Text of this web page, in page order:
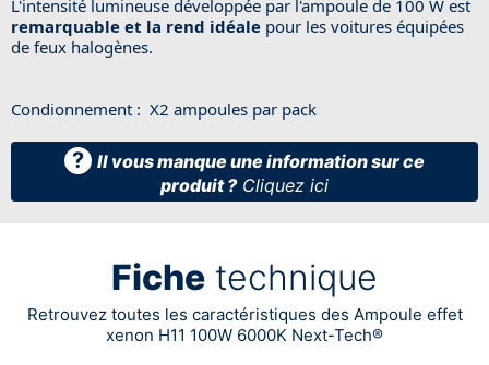
L'intensité lumineuse développée par l'ampoule de 100 W est
remarquable et la rend idéale pour les voitures équipées
de feux halogènes.
Condionnement : X2 ampoules par pack
? Il vous manque une information sur ce
produit ? Cliquez ici
Fiche technique
Retrouvez toutes les caractéristiques des Ampoule effet
xenon H11 100W 6000K Next-Tech®